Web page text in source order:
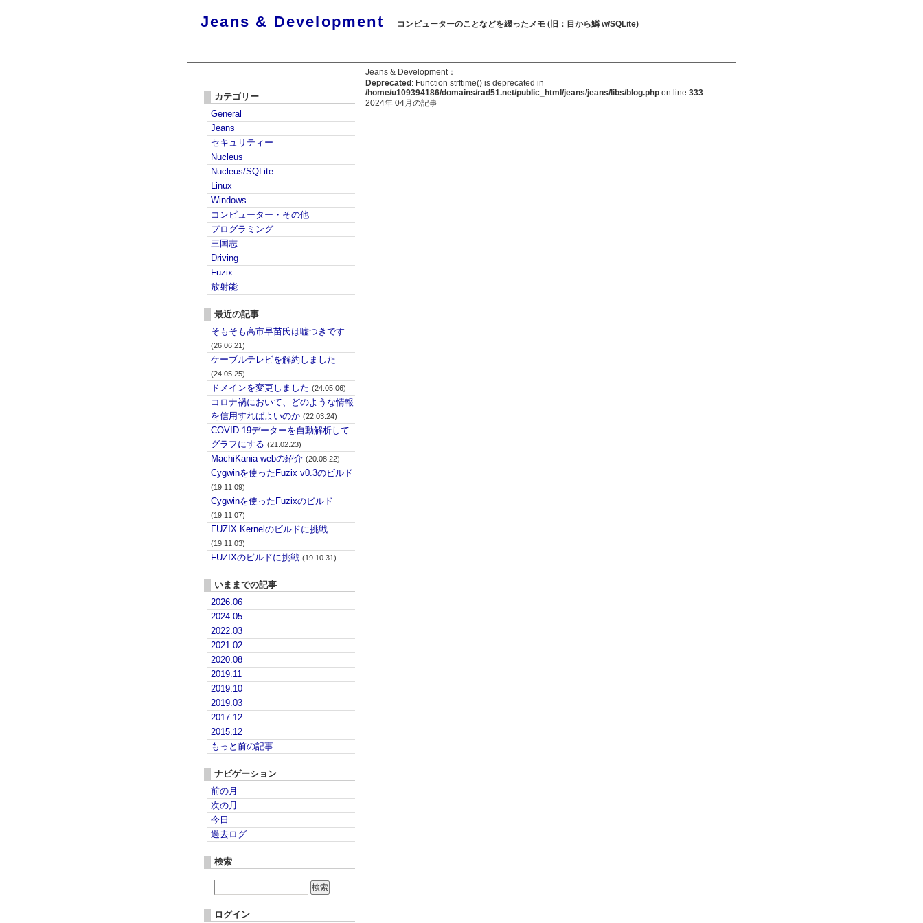
Jeans & Development コンピューターのことなどを綴ったメモ (旧：目から鱗 w/SQLite)
Jeans & Development：
Deprecated : Function strftime() is deprecated in
/home/u109394186/domains/rad51.net/public_html/jeans/jeans/libs/blog.php on line 333
2024年 04月の記事
カテゴリー
General
Jeans
セキュリティー
Nucleus
Nucleus/SQLite
Linux
Windows
コンピューター・その他
プログラミング
三国志
Driving
Fuzix
放射能
最近の記事
そもそも高市早苗氏は嘘つきです
(26.06.21)
ケーブルテレビを解約しました
(24.05.25)
ドメインを変更しました (24.05.06)
コロナ禍において、どのような情報
を信用すればよいのか (22.03.24)
COVID-19データーを自動解析して
グラフにする (21.02.23)
MachiKania webの紹介 (20.08.22)
Cygwinを使ったFuzix v0.3のビルド
(19.11.09)
Cygwinを使ったFuzixのビルド
(19.11.07)
FUZIX Kernelのビルドに挑戦
(19.11.03)
FUZIXのビルドに挑戦 (19.10.31)
いままでの記事
2026.06
2024.05
2022.03
2021.02
2020.08
2019.11
2019.10
2019.03
2017.12
2015.12
もっと前の記事
ナビゲーション
前の月
次の月
今日
過去ログ
検索
ログイン